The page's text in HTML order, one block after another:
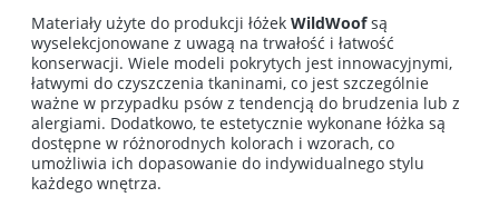
Materiały użyte do produkcji łóżek WildWoofsą
wyselekcjonowane z uwagą na trwałość i łatwość
konserwacji. Wiele modeli pokrytych jest innowacyjnymi,
łatwymi do czyszczenia tkaninami, co jest szczególnie
ważne w przypadku psów z tendencją do brudzenia lub z
alergiami. Dodatkowo, te estetycznie wykonane łóżka są
dostępne w różnorodnych kolorach i wzorach, co
umożliwia ich dopasowanie do indywidualnego stylu
każdego wnętrza.